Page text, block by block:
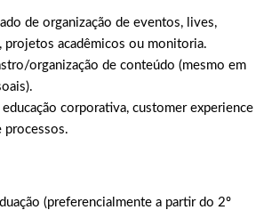
de organização de eventos, lives,
projetos acadêmicos ou monitoria.
organização de conteúdo (mesmo em
educação corporativa, customer experience
processos.
(preferencialmente a partir do 2º